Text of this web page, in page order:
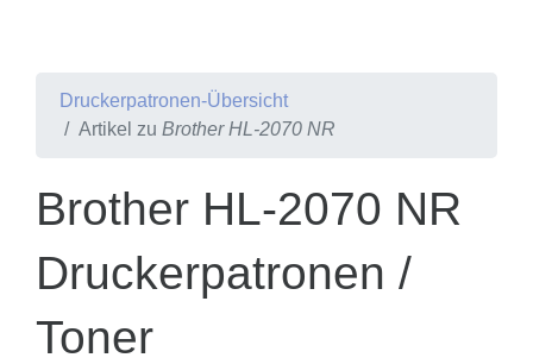
Druckerpatronen-Übersicht
Artikel zu Brother HL-2070 NR
Brother HL-2070 NR
Druckerpatronen /
Toner